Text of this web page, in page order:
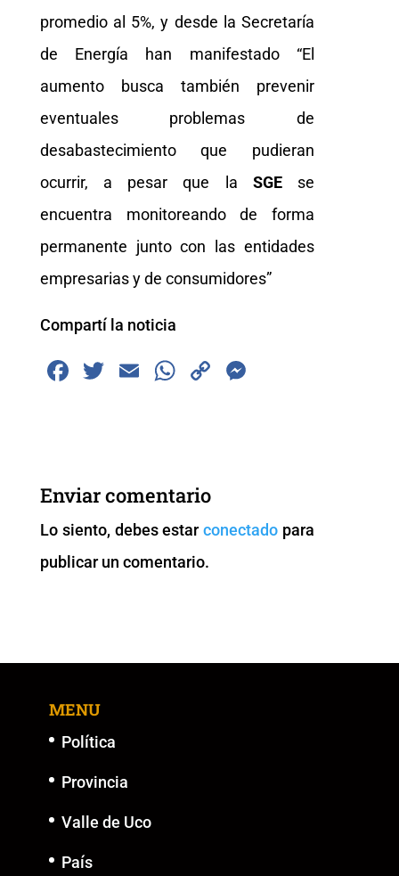
promedio al 5%, y desde la Secretaría
de Energía han manifestado “El
aumento busca también prevenir
eventuales problemas de
desabastecimiento que pudieran
ocurrir, a pesar que la SGE se
encuentra monitoreando de forma
permanente junto con las entidades
empresarias y de consumidores”
Compartí la noticia
F
b
o
o
k
T
E
W
A
p
p
C
k
er
Enviar comentario
Lo siento, debes estarconectado para
publicar un comentario.
MENU
Política
Provincia
Valle de Uco
País